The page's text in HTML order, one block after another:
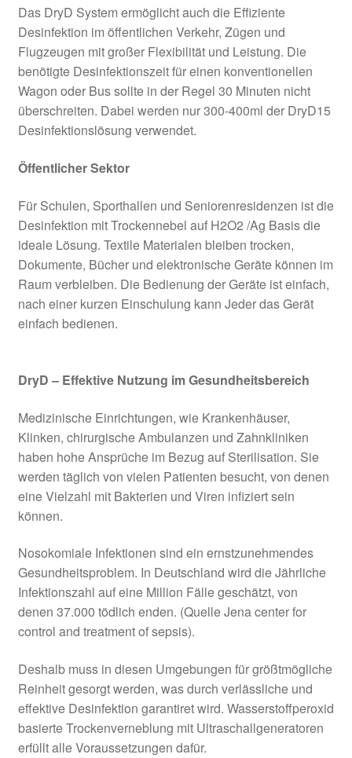
Das DryD System ermöglicht auch die Effiziente
Desinfektion im öffentlichen Verkehr, Zügen und
Flugzeugen mit großer Flexibilität und Leistung. Die
benötigte Desinfektionszeit für einen konventionellen
Wagon oder Bus sollte in der Regel 30 Minuten nicht
überschreiten. Dabei werden nur 300-400ml der DryD15
Desinfektionslösung verwendet.
Öffentlicher Sektor
Für Schulen, Sporthallen und Seniorenresidenzen ist die
Desinfektion mit Trockennebel auf H2O2 /Ag Basis die
ideale Lösung. Textile Materialen bleiben trocken,
Dokumente, Bücher und elektronische Geräte können im
Raum verbleiben. Die Bedienung der Geräte ist einfach,
nach einer kurzen Einschulung kann Jeder das Gerät
einfach bedienen.
DryD – Effektive Nutzung im Gesundheitsbereich
Medizinische Einrichtungen, wie Krankenhäuser,
Klinken, chirurgische Ambulanzen und Zahnkliniken
haben hohe Ansprüche im Bezug auf Sterilisation. Sie
werden täglich von vielen Patienten besucht, von denen
eine Vielzahl mit Bakterien und Viren infiziert sein
können.
Nosokomiale Infektionen sind ein ernstzunehmendes
Gesundheitsproblem. In Deutschland wird die Jährliche
Infektionszahl auf eine Million Fälle geschätzt, von
denen 37.000 tödlich enden. (Quelle Jena center for
control and treatment of sepsis).
Deshalb muss in diesen Umgebungen für größtmögliche
Reinheit gesorgt werden, was durch verlässliche und
effektive Desinfektion garantiret wird. Wasserstoffperoxid
basierte Trockenverneblung mit Ultraschallgeneratoren
erfüllt alle Voraussetzungen dafür.